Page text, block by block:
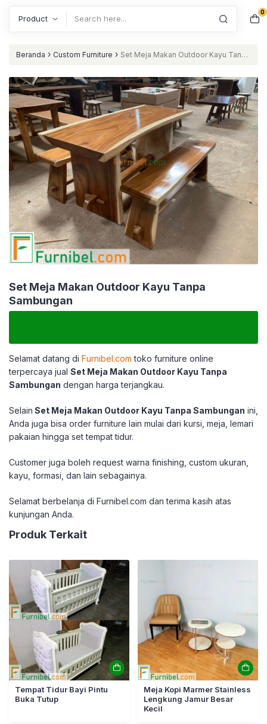
0
Beranda › Custom Furniture › Set Meja Makan Outdoor Kayu Tanpa
Set Meja Makan Outdoor Kayu Tanpa
Sambungan
Selamat datang di Furnibel.com toko furniture online
terpercaya jual Set Meja Makan Outdoor Kayu Tanpa
Sambungan dengan harga terjangkau.
Selain Set Meja Makan Outdoor Kayu Tanpa Sambungan ini,
Anda juga bisa order furniture lain mulai dari kursi, meja, lemari
pakaian hingga set tempat tidur.
Customer juga boleh request warna finishing, custom ukuran,
kayu, formasi, dan lain sebagainya.
Selamat berbelanja di Furnibel.com dan terima kasih atas
kunjungan Anda.
Produk Terkait
Tempat Tidur Bayi Pintu
Buka Tutup
Meja Kopi Marmer Stainless
Lengkung Jamur Besar
Kecil